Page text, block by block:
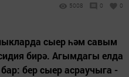
5008 0 0
сыер һәм савым
бирә. Агымдагы елда
бер сыер асраучыга -